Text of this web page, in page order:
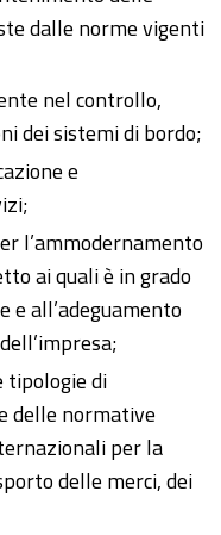
dalle norme vigenti
nel controllo,
dei sistemi di bordo;
e
l’ammodernamento
ai quali è in grado
e all’adeguamento
di
delle normative
per la
delle merci, dei